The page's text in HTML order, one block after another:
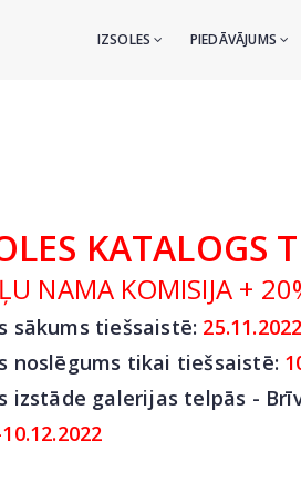
IZSOLES PIEDĀVĀJUMS
KATALOGS
NAMA KOMISIJA +
sākums tiešsaistē: 25.11.2022
noslēgums tikai tiešsaistē:
izstāde galerijas telpās -